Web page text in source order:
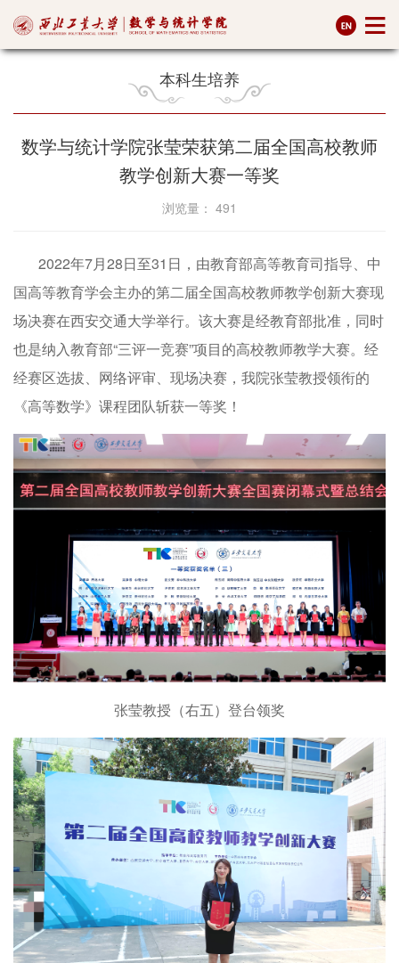
本科生培养
数学与统计学院张莹荣获第二届全国高校教师
教学创新大赛一等奖
浏览量： 491
2022年7月28日至31日，由教育部高等教育司指导、中
国高等教育学会主办的第二届全国高校教师教学创新大赛现
场决赛在西安交通大学举行。该大赛是经教育部批准，同时
也是纳入教育部“三评一竞赛”项目的高校教师教学大赛。经
经赛区选拔、网络评审、现场决赛，我院张莹教授领衔的
《高等数学》课程团队斩获一等奖！
张莹教授（右五）登台领奖